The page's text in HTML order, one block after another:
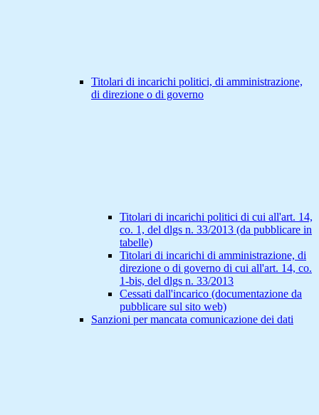
Titolari di incarichi politici, di amministrazione,
di direzione o di governo
Titolari di incarichi politici di cui all'art. 14,
co. 1, del dlgs n. 33/2013 (da pubblicare in
tabelle)
Titolari di incarichi di amministrazione, di
direzione o di governo di cui all'art. 14, co.
1-bis, del dlgs n. 33/2013
Cessati dall'incarico (documentazione da
pubblicare sul sito web)
Sanzioni per mancata comunicazione dei dati